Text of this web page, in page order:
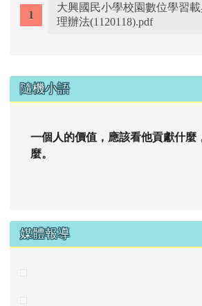
大興國民小學校園數位學習
理辦法(1120118).pdf
右邊區域內容
隨機小語
一個人的價值，應該看他貢獻什麼
麼。
媒體報導